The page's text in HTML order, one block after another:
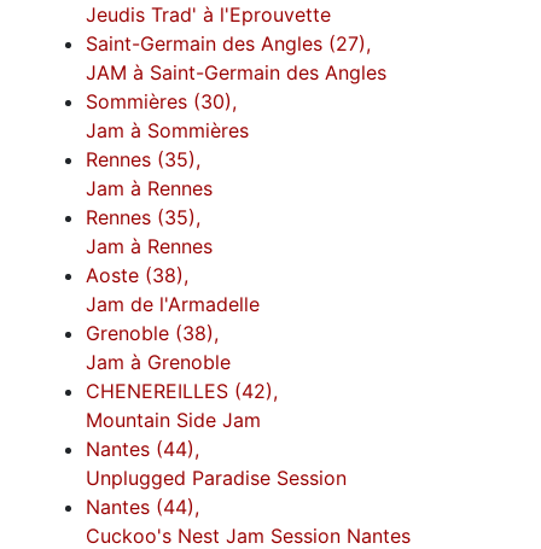
Jeudis Trad' à l'Eprouvette
Saint-Germain des Angles (27),
JAM à Saint-Germain des Angles
Sommières (30),
Jam à Sommières
Rennes (35),
Jam à Rennes
Rennes (35),
Jam à Rennes
Aoste (38),
Jam de l'Armadelle
Grenoble (38),
Jam à Grenoble
CHENEREILLES (42),
Mountain Side Jam
Nantes (44),
Unplugged Paradise Session
Nantes (44),
Cuckoo's Nest Jam Session Nantes